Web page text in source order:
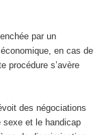
par un
en cas de
procédure s’avère
des négociations
et le handicap